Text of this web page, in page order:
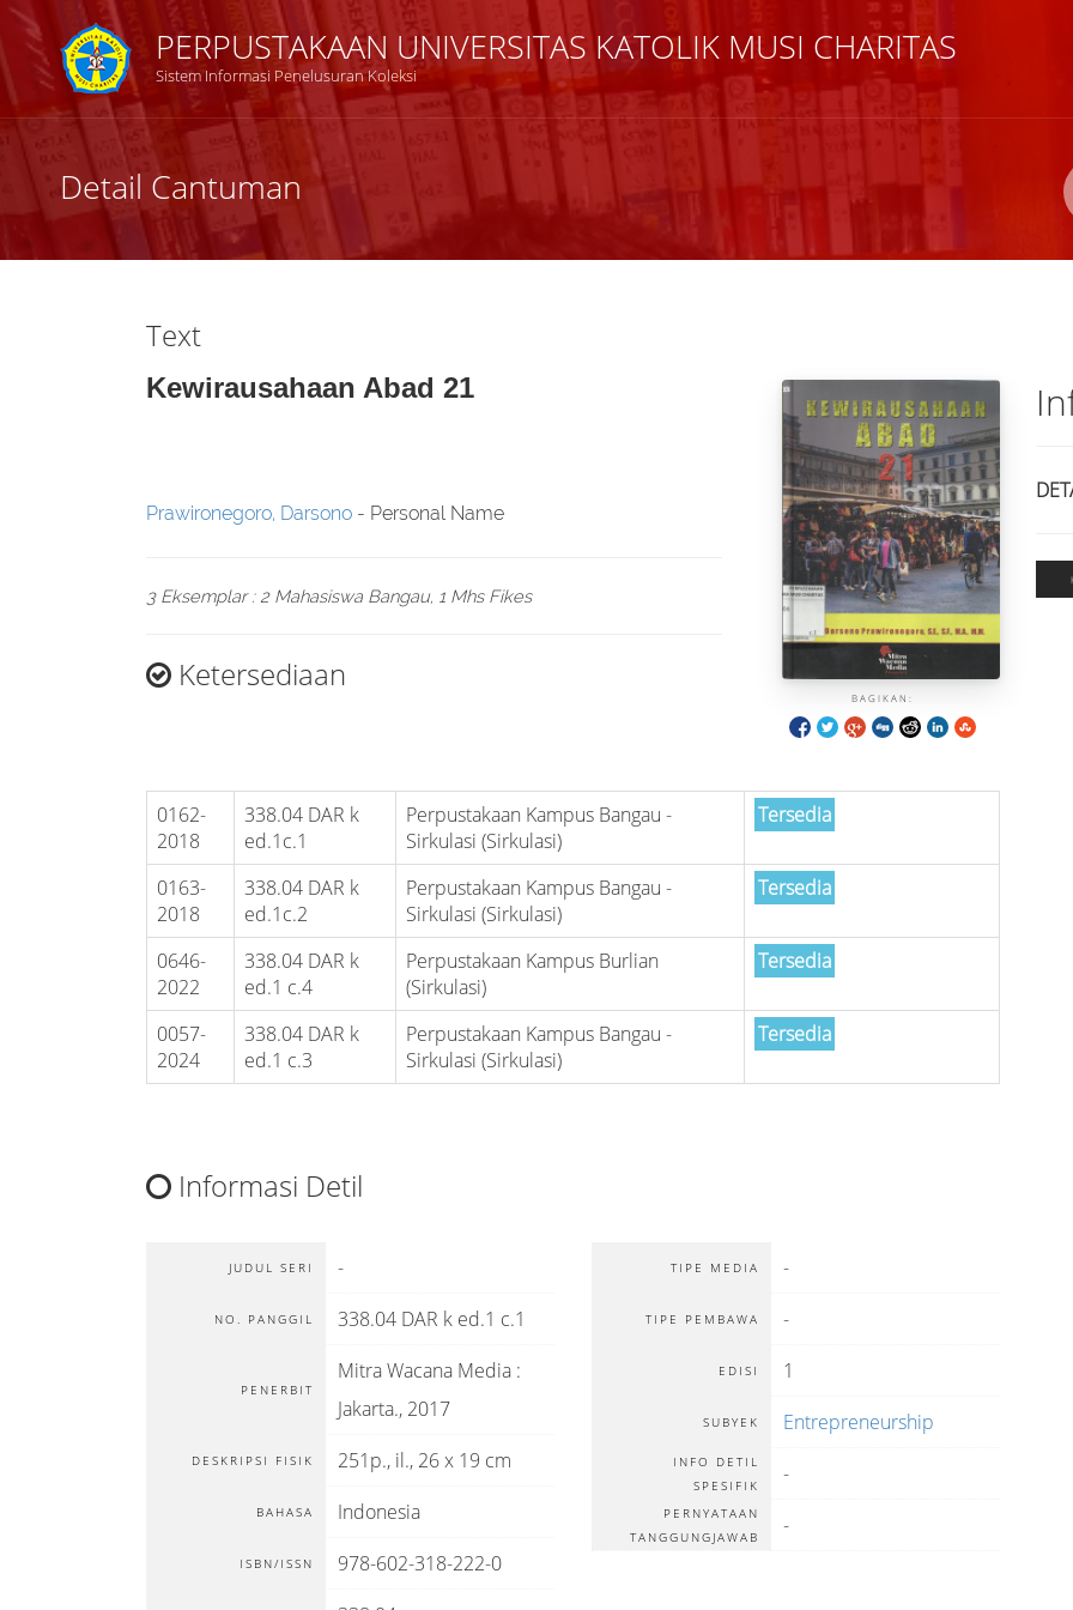
PERPUSTAKAAN UNIVERSITAS KATOLIK MUSI CHARITAS
Sistem Informasi Penelusuran Koleksi
Detail Cantuman
Text
Kewirausahaan Abad 21
BAGIKAN:
Prawironegoro, Darsono - Personal Name
3 Eksemplar : 2 Mahasiswa Bangau, 1 Mhs Fikes
Ketersediaan
0162-
2018
338.04 DAR k
ed.1c.1
Perpustakaan Kampus Bangau -
Sirkulasi (Sirkulasi)
Tersedia
0163-
2018
338.04 DAR k
ed.1c.2
Perpustakaan Kampus Bangau -
Sirkulasi (Sirkulasi)
Tersedia
0646-
2022
338.04 DAR k
ed.1 c.4
Perpustakaan Kampus Burlian
(Sirkulasi)
Tersedia
0057-
2024
338.04 DAR k
ed.1 c.3
Perpustakaan Kampus Bangau -
Sirkulasi (Sirkulasi)
Tersedia
Informasi Detil
JUDUL SERI -
NO. PANGGIL 338.04 DAR k ed.1 c.1
PENERBIT
Mitra Wacana Media :
Jakarta., 2017
DESKRIPSI FISIK 251p., il., 26 x 19 cm
BAHASA Indonesia
ISBN/ISSN 978-602-318-222-0
TIPE MEDIA -
TIPE PEMBAWA -
EDISI 1
SUBYEK Entrepreneurship
INFO DETIL
SPESIFIK
-
PERNYATAAN
TANGGUNGJAWAB
-
Judul